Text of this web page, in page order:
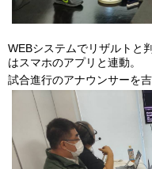
WEBシステムでリザルトと
はスマホのアプリと連動。
試合進行のアナウンサーを